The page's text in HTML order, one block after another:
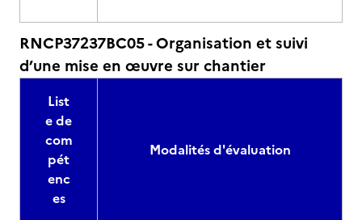
RNCP37237BC05 - Organisation et suivi
d’une mise en œuvre sur chantier
List
e de
com
pét
enc
es
Modalités d'évaluation